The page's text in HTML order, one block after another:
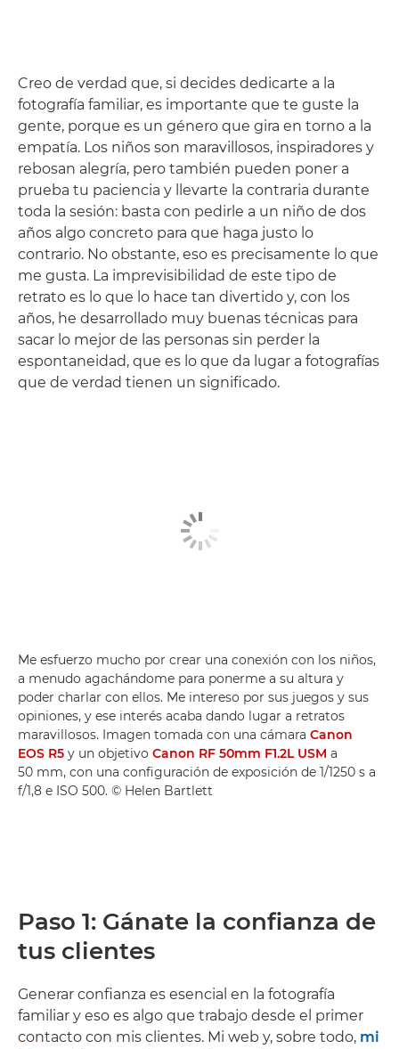
Creo de verdad que, si decides dedicarte a la
fotografía familiar, es importante que te guste la
gente, porque es un género que gira en torno a la
empatía. Los niños son maravillosos, inspiradores y
rebosan alegría, pero también pueden poner a
prueba tu paciencia y llevarte la contraria durante
toda la sesión: basta con pedirle a un niño de dos
años algo concreto para que haga justo lo
contrario. No obstante, eso es precisamente lo que
me gusta. La imprevisibilidad de este tipo de
retrato es lo que lo hace tan divertido y, con los
años, he desarrollado muy buenas técnicas para
sacar lo mejor de las personas sin perder la
espontaneidad, que es lo que da lugar a fotografías
que de verdad tienen un significado.
Me esfuerzo mucho por crear una conexión con los niños,
a menudo agachándome para ponerme a su altura y
poder charlar con ellos. Me intereso por sus juegos y sus
opiniones, y ese interés acaba dando lugar a retratos
maravillosos. Imagen tomada con una cámara Canon
EOS R5 y un objetivo Canon RF 50mm F1.2L USM a
50 mm, con una configuración de exposición de 1/1250 s a
f/1,8 e ISO 500. © Helen Bartlett
Paso 1: Gánate la confianza de
tus clientes
Generar confianza es esencial en la fotografía
familiar y eso es algo que trabajo desde el primer
contacto con mis clientes. Mi web y, sobre todo, mi